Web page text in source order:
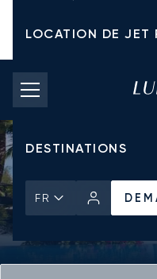
LOCATION DE JET
TARIFS
JETS PRIVÉS
DESTINATIONS
FR